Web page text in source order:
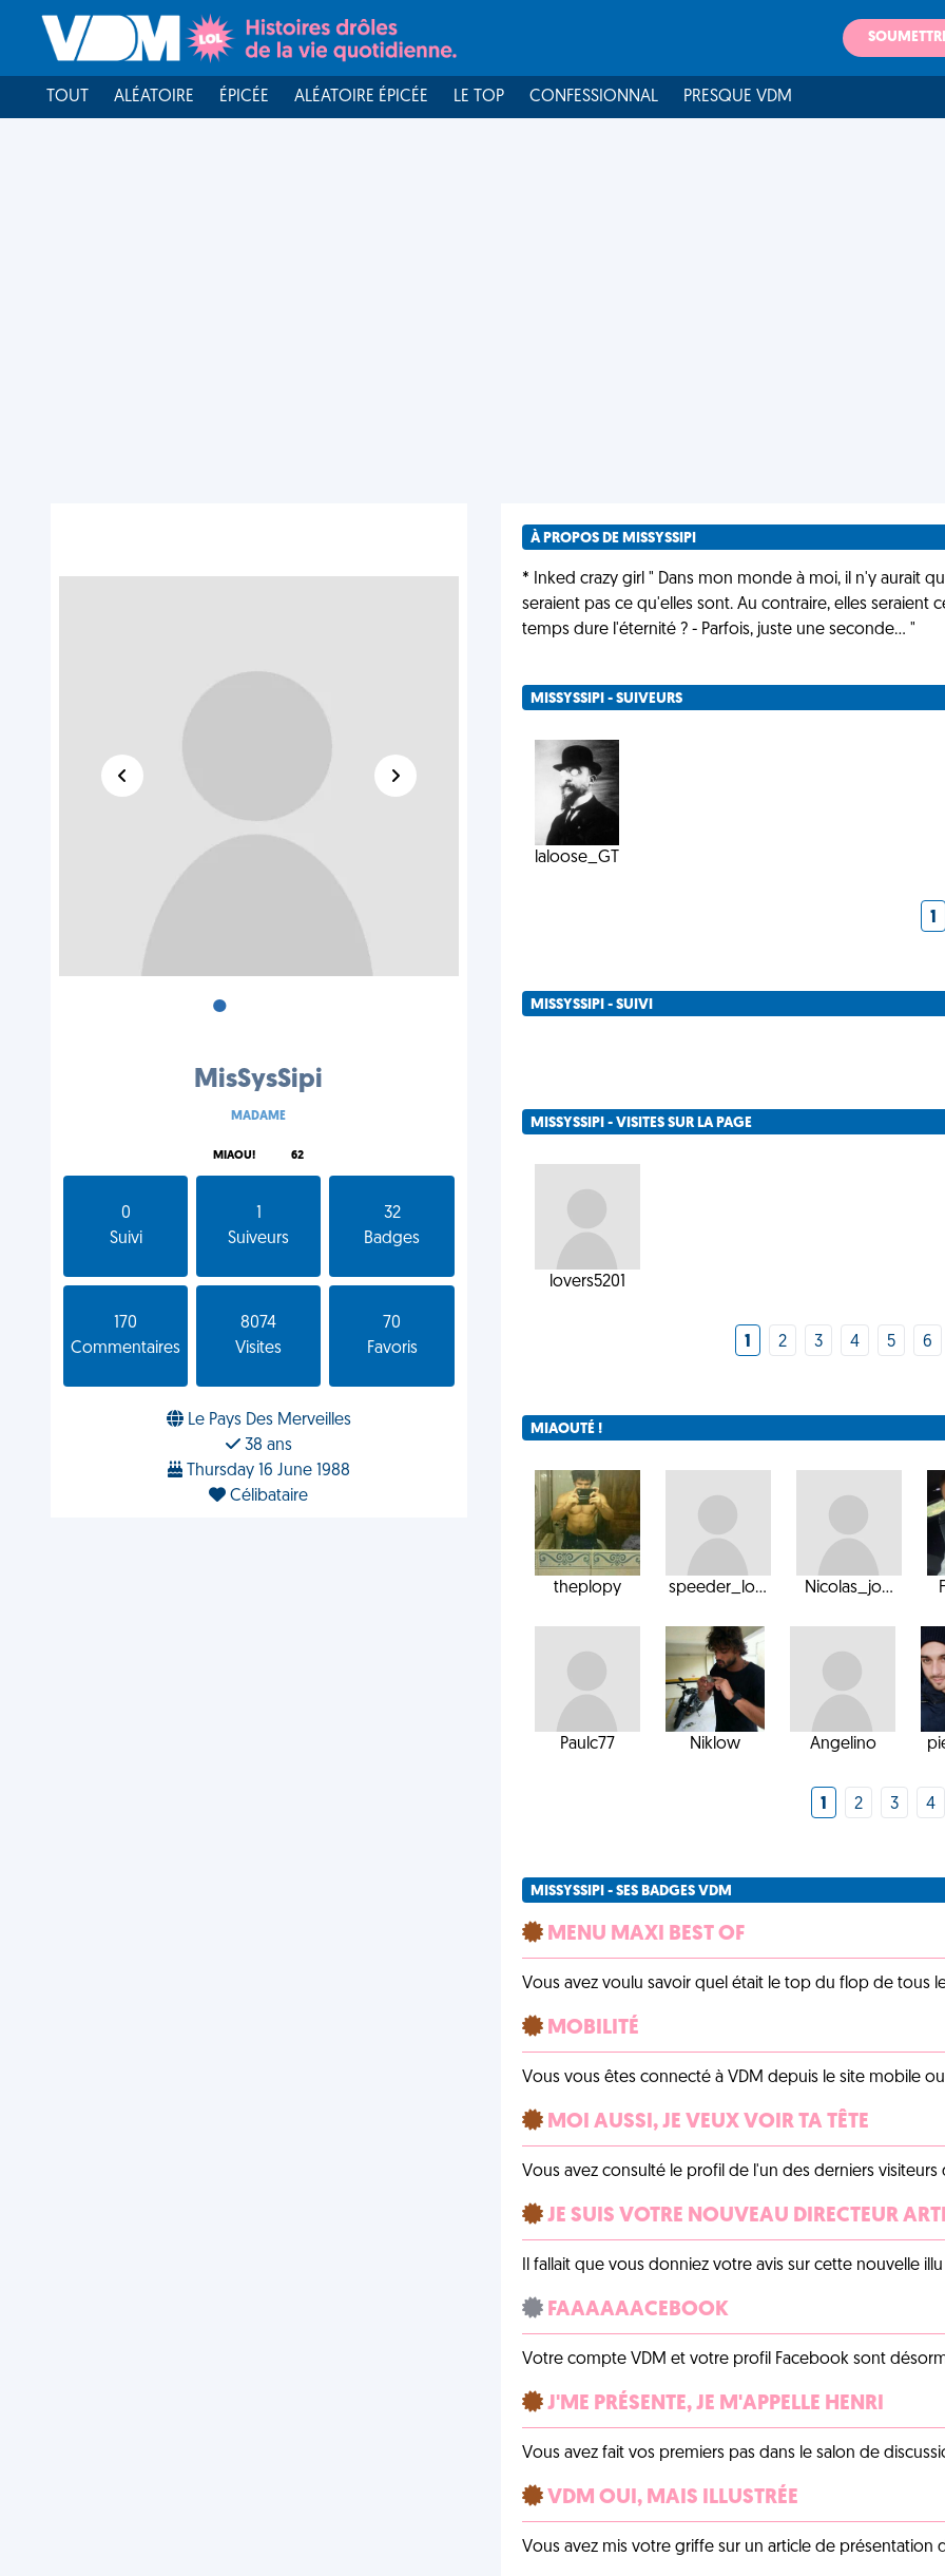
TOUT ALÉATOIRE ÉPICÉE ALÉATOIRE ÉPICÉE LE TOP CONFESSIONNAL PRESQUE VDM
•
MisSysSipi
MADAME
MIAOU! 62
0
Suivi
Suiveurs
32
Badges
170
Commentaires
8074
Visites
70
Favoris
Le Pays Des Merveilles
38 ans
Thursday 16 June 1988
Célibataire
À PROPOS DE MISSYSSIPI
* Inked crazy girl " Dans mon monde à moi, il n'y aurait
seraient pas ce qu'elles sont. Au contraire, elles seraient
temps dure l'éternité ? - Parfois, juste une seconde... "
MISSYSSIPI - SUIVEURS
laloose_GT
1
MISSYSSIPI - SUIVI
MISSYSSIPI - VISITES SUR LA PAGE
lovers5201
1 2 3 4 5 6
MIAOUTÉ !
theplopy speeder_lo... Nicolas_jo...
Paulc77 Niklow Angelino
1 2 3 4
MISSYSSIPI - SES BADGES VDM
MENU MAXI BEST OF
Vous avez voulu savoir quel était le top du flop de tous
MOBILITÉ
Vous vous êtes connecté à VDM depuis le site mobile
MOI AUSSI, JE VEUX VOIR TA TÊTE
Vous avez consulté le profil de l'un des derniers
JE SUIS VOTRE NOUVEAU DIRECTEUR
Il fallait que vous donniez votre avis sur cette nouvelle
FAAAAAACEBOOK
Votre compte VDM et votre profil Facebook sont
J'ME PRÉSENTE, JE M'APPELLE HENRI
Vous avez fait vos premiers pas dans le salon de
VDM OUI, MAIS ILLUSTRÉE
Vous avez mis votre griffe sur un article de présentation